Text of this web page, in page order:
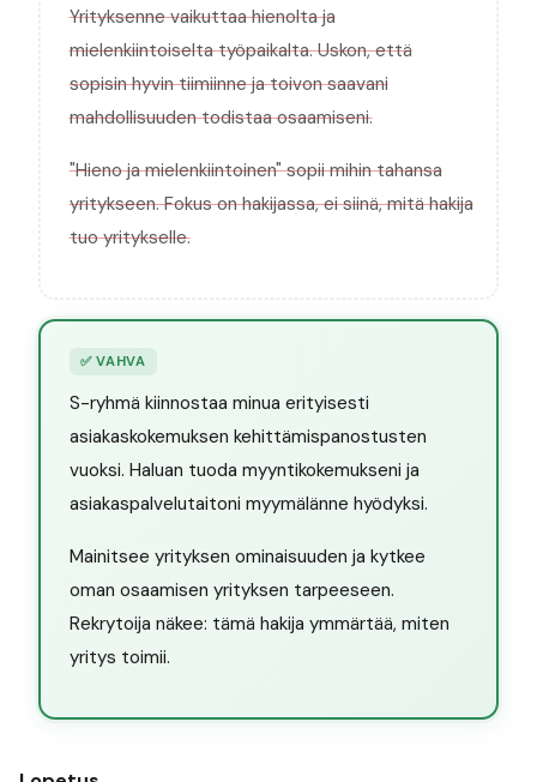
Yrityksenne vaikuttaa hienolta ja
mielenkiintoiselta työpaikalta. Uskon, että
sopisin hyvin tiimiinne ja toivon saavani
mahdollisuuden todistaa osaamiseni.
"Hieno ja mielenkiintoinen" sopii mihin tahansa
yritykseen. Fokus on hakijassa, ei siinä, mitä hakija
tuo yritykselle.
✅VAHVA
S-ryhmä kiinnostaa minua erityisesti
asiakaskokemuksen kehittämispanostusten
vuoksi. Haluan tuoda myyntikokemukseni ja
asiakaspalvelutaitoni myymälänne hyödyksi.
Mainitsee yrityksen ominaisuuden ja kytkee
oman osaamisen yrityksen tarpeeseen.
Rekrytoija näkee: tämä hakija ymmärtää, miten
yritys toimii.